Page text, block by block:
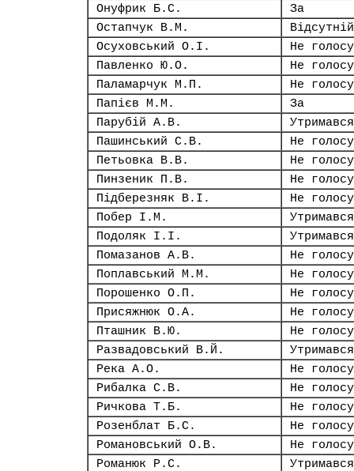
Онуфрик Б.С.
За
Остапчук В.М.
Відсутній
Осуховський О.І.
Не
Павленко Ю.О.
Не
Паламарчук М.П.
Не
Папієв М.М.
За
Парубій А.В.
Утримався
Пашинський С.В.
Не
Петьовка В.В.
Не
Пинзеник П.В.
Не
Підберезняк В.І.
Не
Побер І.М.
Утримався
Подоляк І.І.
Утримався
Помазанов А.В.
Не
Поплавський М.М.
Не
Порошенко О.П.
Не
Присяжнюк О.А.
Не
Пташник В.Ю.
Не
Развадовський В.Й.
Утримався
Река А.О.
Не
Рибалка С.В.
Не
Ричкова Т.Б.
Не
Розенблат Б.С.
Не
Романовський О.В.
Не
Романюк Р.С.
Утримався